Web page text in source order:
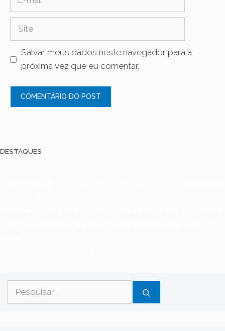
Site
Salvar meus dados neste navegador para a
próxima vez que eu comentar.
DESTAQUES
Pesquisar